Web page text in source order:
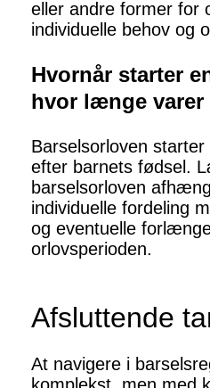
eller andre former for
individuelle behov og
Hvornår starter
hvor længe varer
Barselsorloven
efter barnets fødsel.
barselsorloven
individuelle fordeling
og eventuelle
orlovsperioden.
Afsluttende
At navigere i